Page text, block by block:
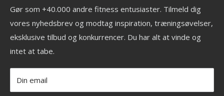
Gør som +40.000 andre fitness entusiaster. Tilmeld dig
vores nyhedsbrev og modtag inspiration, træningsøvelser,
eksklusive tilbud og konkurrencer. Du har alt at vinde og
intet at tabe.
Din email
Om os
Ledige stillinger
Fitness blog
Blog om styrketræning
Privatlivspolitik
Refusionspolitik
Pull up bar
Kettlebell
Aerobic vægtstang sæt
Vægtstang
Vægtskive
6360 Tinglev
CVR: 33772580
_______________________
Mail: info@billig-fitness.dk